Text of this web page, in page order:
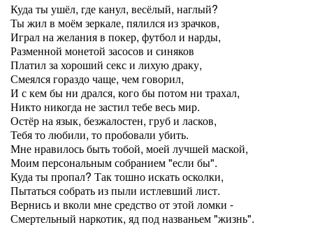
Куда ты ушёл, где канул, весёлый, наглый?
Ты жил в моём зеркале, пялился из зрачков,
Играл на желания в покер, футбол и нарды,
Разменной монетой засосов и синяков
Платил за хороший секс и лихую драку,
Смеялся гораздо чаще, чем говорил,
И с кем бы ни дрался, кого бы потом ни трахал,
Никто никогда не застил тебе весь мир.
Остёр на язык, безжалостен, груб и ласков,
Тебя то любили, то пробовали убить.
Мне нравилось быть тобой, моей лучшей маской,
Моим персональным собранием "если бы".
Куда ты пропал? Так тошно искать осколки,
Пытаться собрать из пыли истлевший лист.
Вернись и вколи мне средство от этой ломки -
Смертельный наркотик, яд под названьем "жизнь".